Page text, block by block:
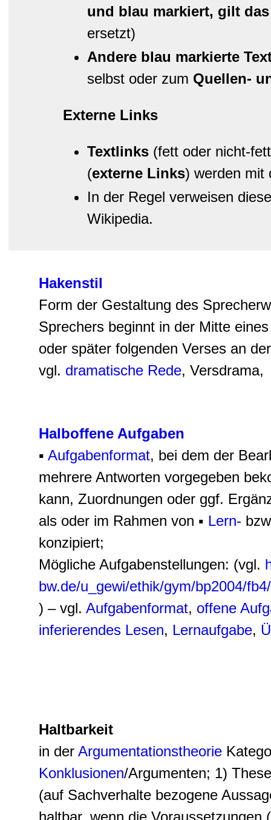
und blau markiert, gilt
ersetzt)
Andere blau markierte
selbst oder zum Quellen-
Externe Links
Textlinks (fett oder nicht-
(externe Links) werden mit
In der Regel verweisen
Wikipedia.
Hakenstil
Form der Gestaltung des
Sprechers beginnt in der Mitte
oder später folgenden Verses an
vgl. dramatische Rede, Versdrama,
Halboffene Aufgaben
▪ Aufgabenformat, bei dem der
mehrere Antworten vorgegeben
kann, Zuordnungen oder ggf.
als oder im Rahmen von ▪ Lern-
konzipiert;
Mögliche Aufgabenstellungen: (vgl.
bw.de/u_gewi/ethik/gym/bp2004/
) – vgl. Aufgabenformat, offene
inferierendes Lesen, Lernaufgabe,
Haltbarkeit
in der Argumentationstheorie
Konklusionen/Argumenten; 1)
(auf Sachverhalte bezogene
haltbar, wenn die